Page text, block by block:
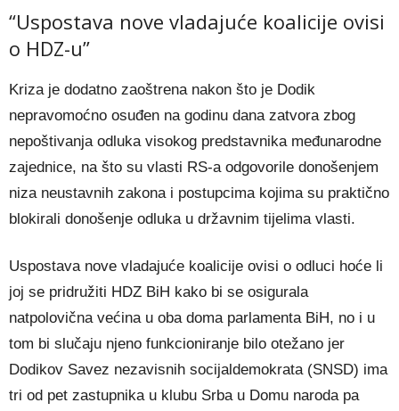
“Uspostava nove vladajuće koalicije ovisi
o HDZ-u”
Kriza je dodatno zaoštrena nakon što je Dodik
nepravomoćno osuđen na godinu dana zatvora zbog
nepoštivanja odluka visokog predstavnika međunarodne
zajednice, na što su vlasti RS-a odgovorile donošenjem
niza neustavnih zakona i postupcima kojima su praktično
blokirali donošenje odluka u državnim tijelima vlasti.
Uspostava nove vladajuće koalicije ovisi o odluci hoće li
joj se pridružiti HDZ BiH kako bi se osigurala
natpolovična većina u oba doma parlamenta BiH, no i u
tom bi slučaju njeno funkcioniranje bilo otežano jer
Dodikov Savez nezavisnih socijaldemokrata (SNSD) ima
tri od pet zastupnika u klubu Srba u Domu naroda pa